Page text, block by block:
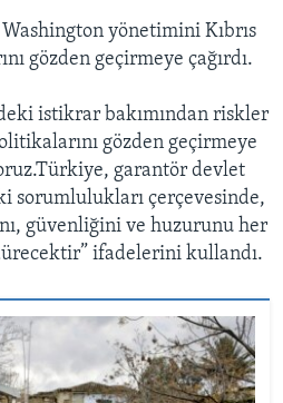
yönetimini Kıbrıs
gözden geçirmeye çağırdı.
istikrar bakımından riskler
gözden geçirmeye
garantör devlet
sorumlulukları çerçevesinde,
güvenliğini ve huzurunu her
ifadelerini kullandı.